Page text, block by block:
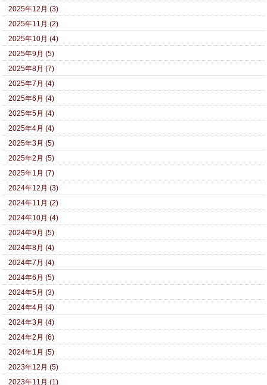
2025年12月 (3)
2025年11月 (2)
2025年10月 (4)
2025年9月 (5)
2025年8月 (7)
2025年7月 (4)
2025年6月 (4)
2025年5月 (4)
2025年4月 (4)
2025年3月 (5)
2025年2月 (5)
2025年1月 (7)
2024年12月 (3)
2024年11月 (2)
2024年10月 (4)
2024年9月 (5)
2024年8月 (4)
2024年7月 (4)
2024年6月 (5)
2024年5月 (3)
2024年4月 (4)
2024年3月 (4)
2024年2月 (6)
2024年1月 (5)
2023年12月 (5)
2023年11月 (1)